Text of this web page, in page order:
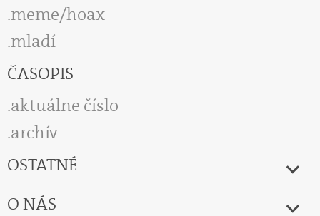
meme/hoax
mladí
ČASOPIS
aktuálne číslo
archív
OSTATNÉ
O NÁS